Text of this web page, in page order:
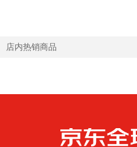
店内热销商品